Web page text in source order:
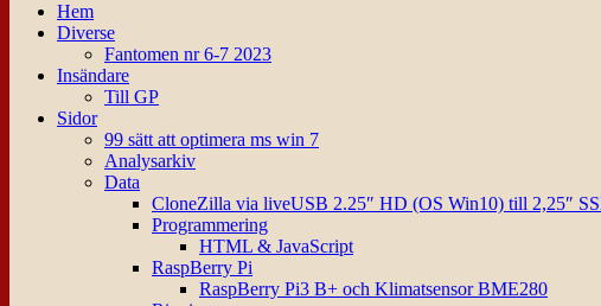
Hem
Diverse
Fantomen nr 6-7 2023
Insändare
Till GP
Sidor
99 sätt att optimera ms win 7
Analysarkiv
Data
CloneZilla via liveUSB 2.25″ HD (OS Win10) till 2,25″
Programmering
HTML & JavaScript
RaspBerry Pi
RaspBerry Pi3 B+ och Klimatsensor BME280